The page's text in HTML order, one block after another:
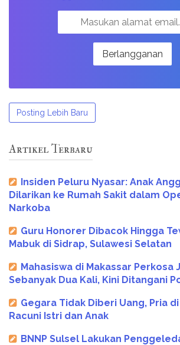
Posting Lebih Baru
Artikel Terbaru
Insiden Peluru Nyasar: Anak
Dilarikan ke Rumah Sakit dalam
Narkoba
Guru Honorer Dibacok Hingga
Mabuk di Sidrap, Sulawesi Selatan
Mahasiswa di Makassar Perkosa
Sebanyak Dua Kali, Kini Ditangani
Gegara Tidak Diberi Uang, Pria
Racuni Istri dan Anak
BNNP Sulsel Lakukan